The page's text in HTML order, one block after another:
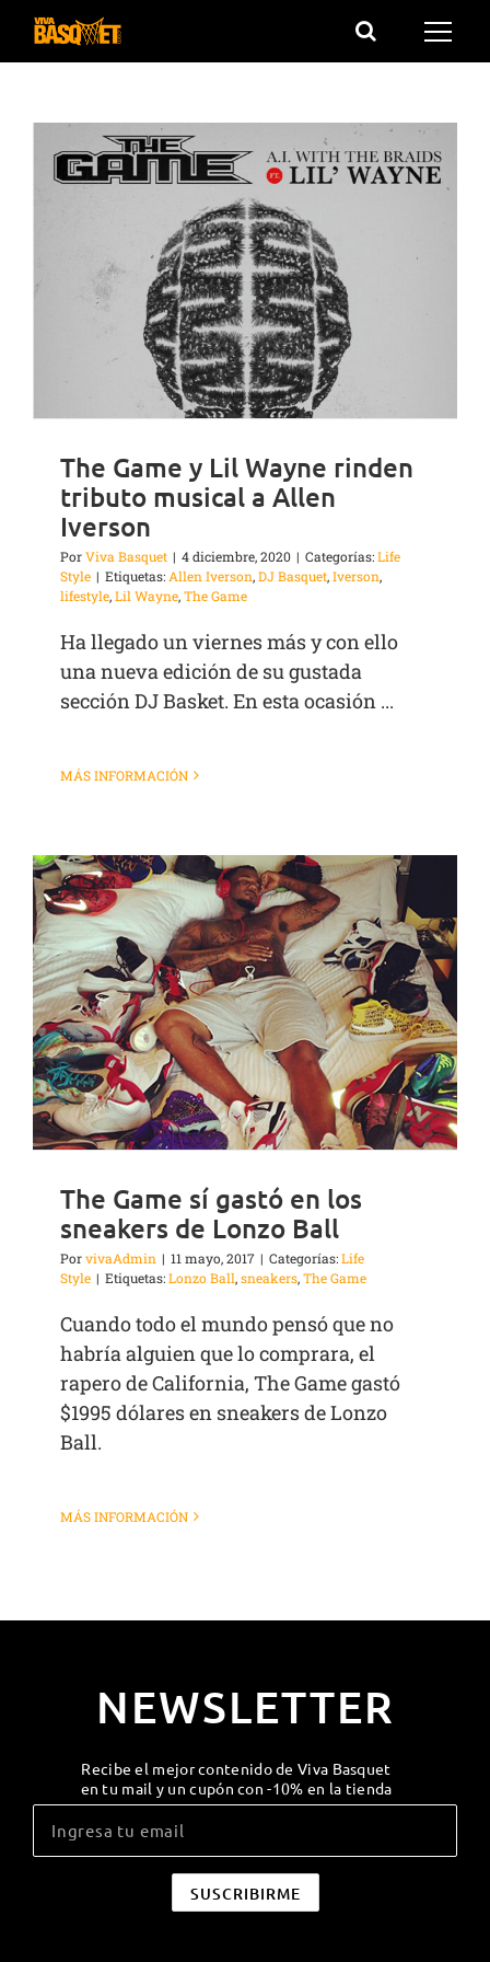
Saltar
The Game y Lil Wayne rinden
tributo musical a Allen
Iverson
PorViva Basquet | 4 diciembre, 2020 | Categorías:Life
Style | Etiquetas: Allen Iverson,DJ Basquet,Iverson,
lifestyle,Lil Wayne,The Game
Ha llegado un viernes más y con ello
una nueva edición de su gustada
sección DJ Basket. En esta ocasión ...
MÁS INFORMACIÓN
The Game sí gastó en los
sneakers de Lonzo Ball
PorvivaAdmin | 11 mayo, 2017 | Categorías:Life
Style | Etiquetas:Lonzo Ball,sneakers,The Game
Cuando todo el mundo pensó que no
habría alguien que lo comprara, el
rapero de California, The Game gastó
$1995 dólares en sneakers de Lonzo
Ball.
MÁS INFORMACIÓN
NEWSLETTER
Recibe el mejor contenido de Viva Basquet
en tu mail y un cupón con -10% en la tienda